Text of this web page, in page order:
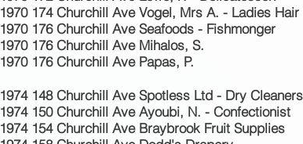
1970 174 Churchill Ave Vogel, Mrs A. - Ladies
1970 176 Churchill Ave Seafoods - Fishmonger
1970 176 Churchill Ave Mihalos, S.
1970 176 Churchill Ave Papas, P.
1974 148 Churchill Ave Spotless Ltd - Dry Cleaners
1974 150 Churchill Ave Ayoubi, N. - Confectionist
1974 154 Churchill Ave Braybrook Fruit Supplies